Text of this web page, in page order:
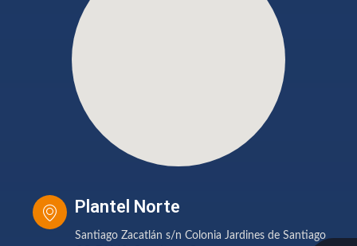
Plantel Norte
Santiago Zacatlán s/n Colonia Jardines de Santiago